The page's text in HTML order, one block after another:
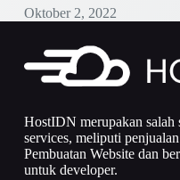
Oktober 2, 2022
HostIDN merupakan salah
services, meliputi
Pembuatan Website dan
untuk developer.